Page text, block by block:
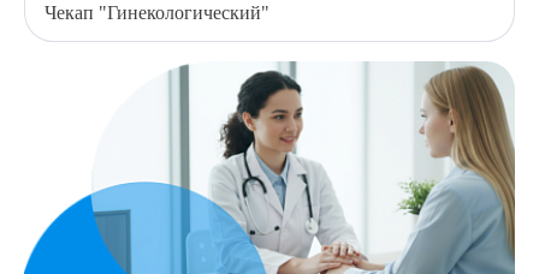
Чекап "Гинекологический"